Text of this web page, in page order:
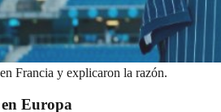
Francia y explicaron la razón.
Europa